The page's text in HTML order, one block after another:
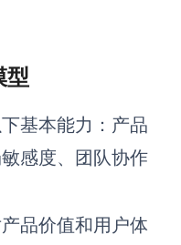
生成简历
型
基本能力：产品
感度、团队协作
品价值和用户体